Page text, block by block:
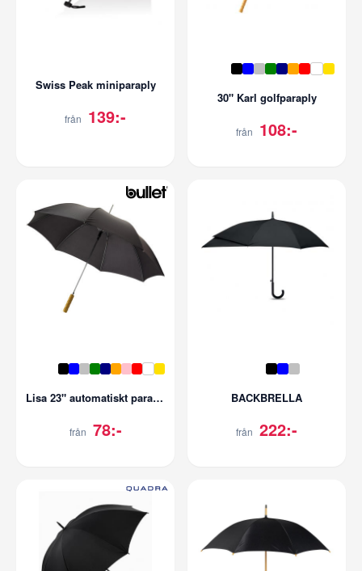
Swiss Peak miniparaply
från 139:-
30" Karl golfparaply
från 108:-
Lisa 23" automatiskt paraply med trähandtag
från 78:-
BACKBRELLA
från 222:-